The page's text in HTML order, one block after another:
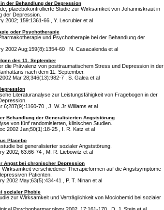
der Behandlung der Depression
placebokontrollierte Studie zur Wirksamkeit von Johanniskraut in
der Depression.
2002; 159:1361-66 , Y. Lecrubier et al
oder Psychotherapie
und Psychotherapie bei der Behandlung der
2002 Aug;159(8):1354-60 , N. Casacalenda et al
des 11. September
die Prävalenz von posttraumatischem Stress und Depression in der
nach dem 11. September.
Mar 28;346(13):982-7 , S. Galea et al
Literaturanalyse zur Leistungsfähigkeit von Fragebogen in der
6;287(9):1160-70 , J. W. Jr Williams et al
Behandlung der Generalisierten Angststörung
von fünf randomisierten, klinischen Studien.
2002 Jan;50(1):18-25 , I. R. Katz et al
Placebo
bei generalisierter sozialer Angststörung.
2002; 63:66-74 , M. R. Liebowitz et al
Angst bei chronischer Depression
Wirksamkeit verschiedener Therapieformen auf die Angstsymptome
Patienten.
2002 May;63(5):434-41 , P. T. Ninan et al
sozialer Phobie
zur Wirksamkeit und Verträglichkeit von Moclobemid bei sozialer